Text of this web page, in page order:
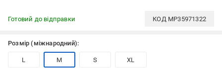
Готовий до відправки КОД MP35971322
Розмір (міжнародний):
L M S XL